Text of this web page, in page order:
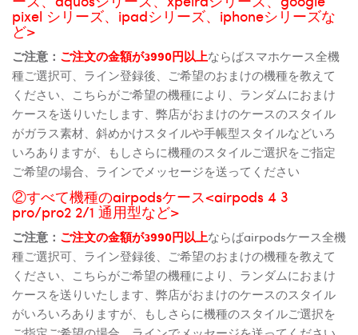
pixel シリーズ、ipadシリーズ、iphoneシリーズな
ど>
ご注意： ご注文の金額が3990円以上ならばスマホケース全機
種ご選択可、ライン登録後、ご希望のおまけの機種を教えて
ください、こちらがご希望の機種により、ランダムにおまけ
ケースを送りいたします、弊店がおまけのケースのスタイル
がガラス素材、斜めかけスタイルや手帳型スタイルなどいろ
いろありますが、もしさらに機種のスタイルご選択をご指定
ご希望の場合、ラインでメッセージを送ってください
②すべて機種のairpodsケース<airpods 4 3
pro/pro2 2/1 通用型など>
ご注意： ご注文の金額が3990円以上ならばairpodsケース全機
種ご選択可、ライン登録後、ご希望のおまけの機種を教えて
ください、こちらがご希望の機種により、ランダムにおまけ
ケースを送りいたします、弊店がおまけのケースのスタイル
がいろいろありますが、もしさらに機種のスタイルご選択を